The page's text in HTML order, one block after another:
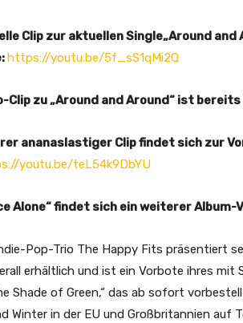
Clip zur aktuellen Single„Around and
https://youtu.be/5f_sS1qMi2Q
Clip zu „Around and Around“ ist
ananaslastiger Clip findet sich zur
youtu.be/teL54k9DbYU
Alone“findet sich ein weiterer Album-
Pop-Trio The Happy Fits präsentiert
erhältlich und ist ein Vorbote ihres mit
Shade of Green,“ das ab sofort
Winter in der EU und Großbritannien auf